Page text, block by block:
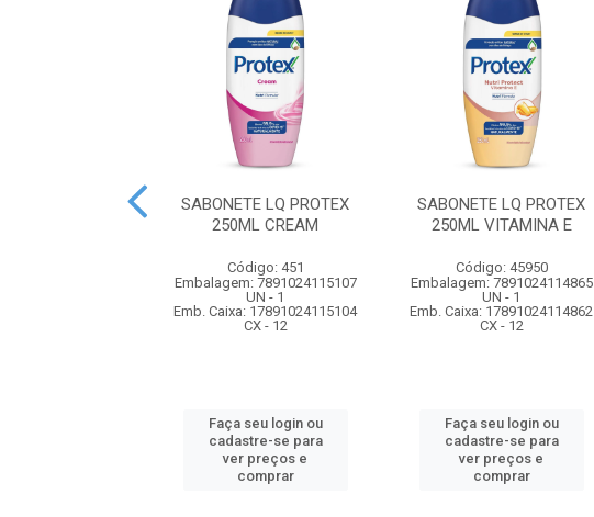
SABONETE LQ PROTEX
250ML CREAM
Código: 451
Embalagem: 7891024115107
UN - 1
Emb. Caixa: 17891024115104
CX - 12
Faça seu login ou
cadastre-se para
ver preços e
comprar
SABONETE LQ PROTEX
250ML VITAMINA E
Código: 45950
Embalagem: 7891024114865
UN - 1
Emb. Caixa: 17891024114862
CX - 12
Faça seu login ou
cadastre-se para
ver preços e
comprar